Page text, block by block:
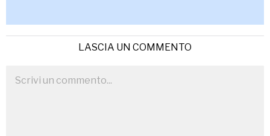
LASCIA UN COMMENTO